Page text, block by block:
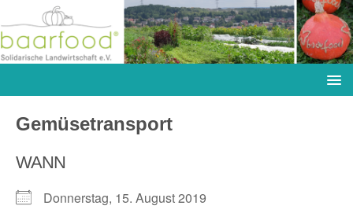
Gemüsetransport
WANN
Donnerstag, 15. August 2019